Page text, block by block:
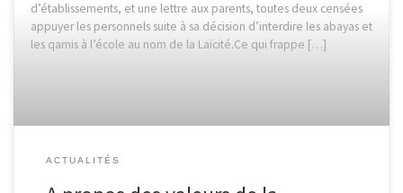
d’établissements, et une lettre aux parents, toutes deux censées
appuyer les personnels suite à sa décision d’interdire les abayas et
les qamis à l’école au nom de la Laïcité.Ce qui frappe […]
ACTUALITÉS